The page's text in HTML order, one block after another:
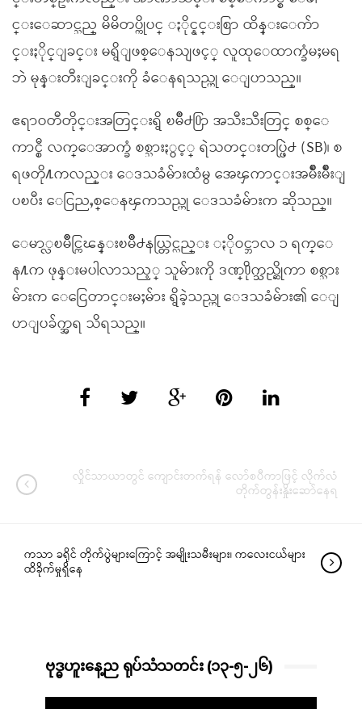
င္းေဆာင္သည္ မိမိတပ္ကိုပင္ ႏိုင္နင္းစြာ ထိန္းေက်ာ
င္းႏိုင္ျခင္း မရွိျဖစ္ေနသျဖင့္ လူထုေထာက္ခံမႈမရ
ဘဲ မုန္းတီးျခင္းကို ခံေနရသည္ဟု ေျပာသည္။
ဧရာဝတီတိုင္းအတြင္းရွိ ၿမိဳ႕႐ြာ အသီးသီးတြင္ စစ္ေ
ကာင္စီ လက္ေအာက္ခံ စစ္သားႏွင့္ ရဲသတင္းတပ္ဖြဲ႕ (SB)၊ စ
ရဖတို႔ကလည္း ေဒသခံမ်ားထံမွ အေၾကာင္းအမ်ိဳးမ်ိဳးျ
ပၿပီး ေငြညႇစ္ေနၾကသည္ဟု ေဒသခံမ်ားက ဆိုသည္။
ေမာ္လၿမိဳင္ကြၽန္းၿမိဳ႕နယ္တြင္လည္း ႏိုဝင္ဘာလ ၁ ရက္ေ
န႔က ဖုန္းမပါလာသည့္ သူမ်ားကို ဒဏ္႐ိုက္သည္ဆိုကာ စစ္သား
မ်ားက ေငြေတာင္းမႈမ်ား ရွိခဲ့သည္ဟု ေဒသခံမ်ား၏ ေျ
ပာျပခ်က္အရ သိရသည္။
လှိုင်သာယာတွင် ကျောင်းတက်ရန် လော်စပီကာဖြင့် လိုက်လံ
တိုက်တွန်းနှိုးဆော်နေရ
ကသာ ခရိုင် တိုက်ပွဲများကြောင့် အမျိုးသမီးများ၊ ကလေးငယ်များ
ထိခိုက်မှုရှိနေ
ဗုဒ္ဓဟူးနေ့ည ရုပ်သံသတင်း (၁၃-၅-၂၆)